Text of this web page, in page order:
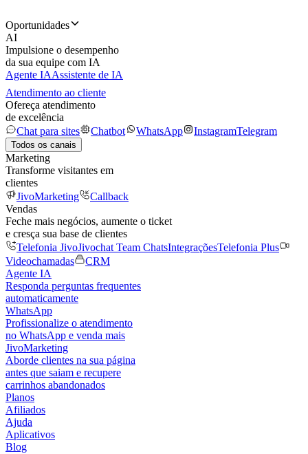
Oportunidades
AI
Impulsione o desempenho
da sua equipe com IA
Agente IAAssistente de IA
Atendimento ao cliente
Ofereça atendimento
de excelência
Chat para sites
Chatbot WhatsApp InstagramTelegram
Todos os canais
Marketing
Transforme visitantes em
clientes
JivoMarketing
Callback
Vendas
Feche mais negócios, aumente o ticket
e cresça sua base de clientes
Telefonia JivoJivochat Team ChatsIntegraçõesTelefonia Plus
Videochamadas
CRM
Agente IA
Responda perguntas frequentes
automaticamente
WhatsApp
Profissionalize o atendimento
no WhatsApp e venda mais
JivoMarketing
Aborde clientes na sua página
antes que saiam e recupere
carrinhos abandonados
Planos
Afiliados
Ajuda
Aplicativos
Blog